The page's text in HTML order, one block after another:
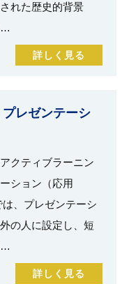
れた歴史的背景
…
詳しく見る
プレゼンテーシ
クティブラーニン
ション（応用
、プレゼンテーシ
の人に設定し、短
…
詳しく見る